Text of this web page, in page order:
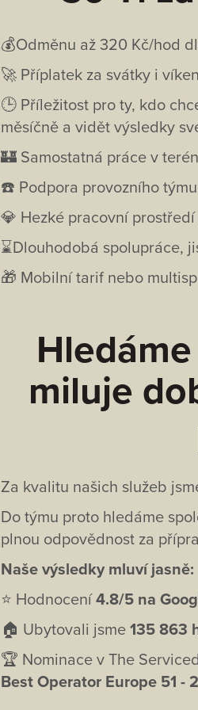
💰Odměnu až 320 Kč/hod
🚀 Příplatek za svátky i
🕒 Příležitost pro ty, kdo
měsíčně a vidět výsledky
🏰 Samostatná práce v
☎️ Podpora provozního
💎 Hezké pracovní
⌛Dlouhodobá spolupráce,
🎁 Mobilní tarif nebo
miluje
Za kvalitu našich služeb
Do týmu proto hledáme
plnou odpovědnost za
Naše výsledky mluví jasně:
⭐ Hodnocení4.8/5 na
🏠 Ubytovali jsme135 863
🏆 Nominace v The
Best Operator Europe 51 -